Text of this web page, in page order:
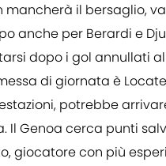
mancherà il bersaglio, va
anche per Berardi e
dopo i gol annullati al
di giornata è
potrebbe
Il Genoa cerca punti
giocatore con più